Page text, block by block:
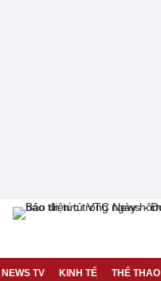
TV KINH TẾ THỂ THAO